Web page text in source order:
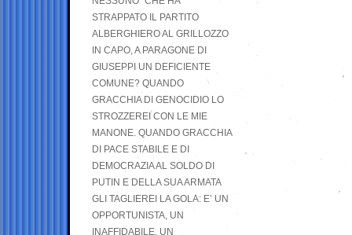
STRAPPATO IL PARTITO
ALBERGHIERO AL GRILLOZZO
IN CAPO, A PARAGONE DI
GIUSEPPI UN DEFICIENTE
COMUNE? QUANDO
GRACCHIA DI GENOCIDIO LO
STROZZEREI CON LE MIE
MANONE. QUANDO GRACCHIA
DI PACE STABILE E DI
DEMOCRAZIA AL SOLDO DI
PUTIN E DELLA SUA ARMATA
GLI TAGLIEREI LA GOLA: E’ UN
OPPORTUNISTA, UN
INAFFIDABILE, UN